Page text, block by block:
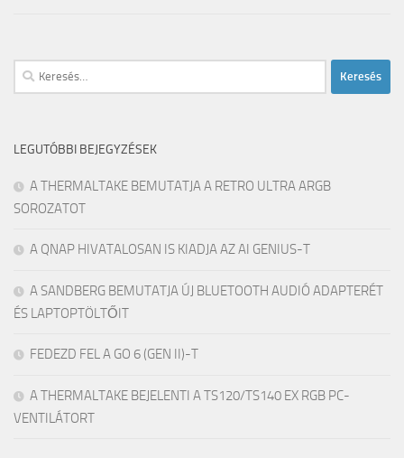
Keresés:
LEGUTÓBBI BEJEGYZÉSEK
A THERMALTAKE BEMUTATJA A RETRO ULTRA ARGB
SOROZATOT
A QNAP HIVATALOSAN IS KIADJA AZ AI GENIUS-T
A SANDBERG BEMUTATJA ÚJ BLUETOOTH AUDIÓ ADAPTERÉT
ÉS LAPTOPTÖLTŐIT
FEDEZD FEL A GO 6 (GEN II)-T
A THERMALTAKE BEJELENTI A TS120/TS140 EX RGB PC-
VENTILÁTORT